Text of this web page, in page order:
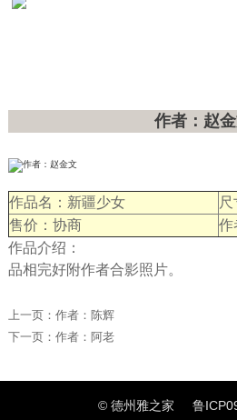
作者：赵
作品名：新疆少女
售价：协商
作
作品介绍：
品相完好附作者合影照片。
上一页： 作者：陈辉
下一页： 作者：阿老
© 德州雅之家 鲁